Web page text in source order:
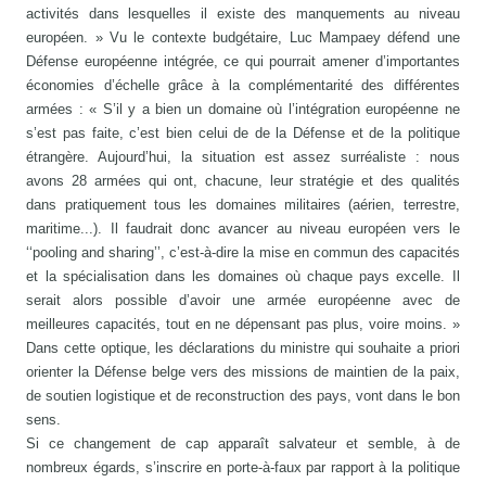
activités dans lesquelles il existe des manquements au niveau
européen. » Vu le contexte budgétaire, Luc Mampaey défend une
Défense européenne intégrée, ce qui pourrait amener d’importantes
économies d’échelle grâce à la complémentarité des différentes
armées : « S’il y a bien un domaine où l’intégration européenne ne
s’est pas faite, c’est bien celui de de la Défense et de la politique
étrangère. Aujourd’hui, la situation est assez surréaliste : nous
avons 28 armées qui ont, chacune, leur stratégie et des qualités
dans pratiquement tous les domaines militaires (aérien, terrestre,
maritime...). Il faudrait donc avancer au niveau européen vers le
‘‘pooling and sharing’’, c’est-à-dire la mise en commun des capacités
et la spécialisation dans les domaines où chaque pays excelle. Il
serait alors possible d’avoir une armée européenne avec de
meilleures capacités, tout en ne dépensant pas plus, voire moins. »
Dans cette optique, les déclarations du ministre qui souhaite a priori
orienter la Défense belge vers des missions de maintien de la paix,
de soutien logistique et de reconstruction des pays, vont dans le bon
sens.
Si ce changement de cap apparaît salvateur et semble, à de
nombreux égards, s’inscrire en porte-à-faux par rapport à la politique